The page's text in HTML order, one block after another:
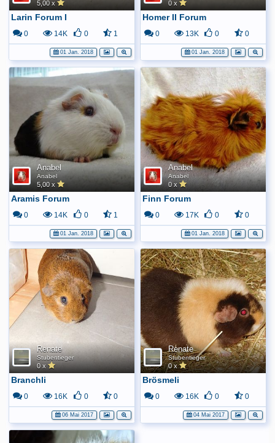
5,00 x
Larin Forum I
0 14K 0 1
01 Jan. 2018
0 x
Homer II Forum
0 13K 0 0
01 Jan. 2018
Anabel
Anabel
5,00 x
Aramis Forum
0 14K 0 1
01 Jan. 2018
Anabel
Anabel
0 x
Finn Forum
0 17K 0 0
01 Jan. 2018
Renate
Stubentieger
0 x
Branchli
0 16K 0 0
06 Mai 2017
Renate
Stubentieger
0 x
Brösmeli
0 16K 0 0
04 Mai 2017